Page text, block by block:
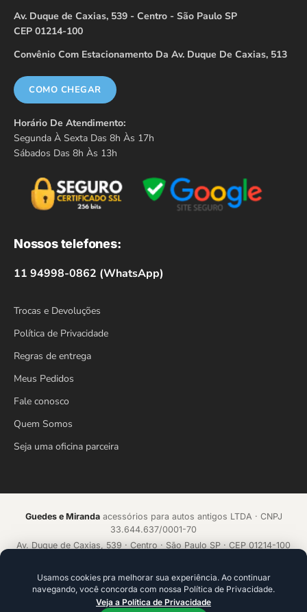
Av. Duque de Caxias, 539 - Centro - São Paulo SP
CEP 01214-100
Convênio Com Estacionamento Da Av. Duque De Caxias, 513
COMO CHEGAR
Horário De Atendimento:
Segunda À Sexta Das 8h Às 17h
Sábados Das 8h Às 13h
Nossos telefones:
11 94998-0862 (WhatsApp)
Trocas e Devoluções
Política de Privacidade
Regras de entrega
Meus Pedidos
Fale conosco
Quem Somos
Seja uma oficina parceira
Guedes e Mirandaacessórios para autos antigos LTDA · CNPJ
33.644.637/0001-70
Av. Duque de Caxias, 539 · Centro · São Paulo SP · CEP 01214-100
Acelerado porecommerce.CAMP
Plataforma de alta conversão com IA que aprende a cada venda.
Usamos cookies pra melhorar sua experiência. Ao continuar
navegando, você concorda com nossa Política de Privacidade.
Veja a Política de Privacidade